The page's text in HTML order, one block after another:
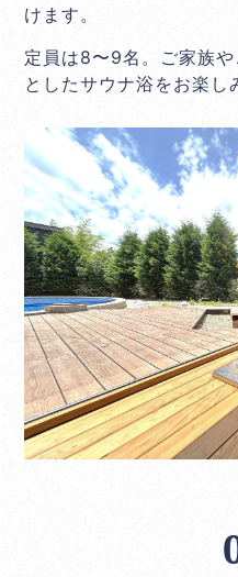
けます。
定員は8〜9名。ご家族
としたサウナ浴をお楽し